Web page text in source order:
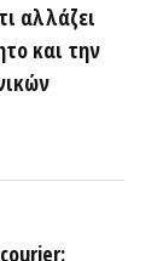
αλλάζει
και την